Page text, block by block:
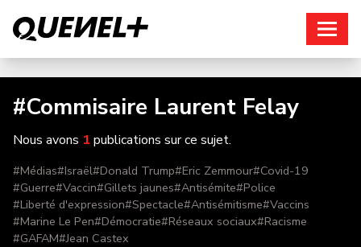
#Commisaire Laurent Felay
Nous avons 1 publications sur ce sujet.
#Médias#Israël#Donald Trump#Eric Zemmour#Covid-19
#Guerre#Vaccin#Gillets jaunes#Antisémite#Police
#Liberté d'expression#Spectacle#Antisémitisme#Vaccins
#Marine Le Pen#Démocratie#Réseaux sociaux#Racisme
#GAFAM#Jean Castex